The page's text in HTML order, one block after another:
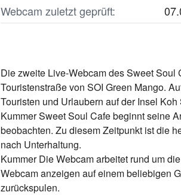
Webcam zuletzt geprüft:
Die zweite Live-Webcam des Sweet
Touristenstraße von SOI Green Mango.
Touristen und Urlaubern auf der Insel Koh
Kummer Sweet Soul Cafe beginnt seine
beobachten. Zu diesem Zeitpunkt ist die
nach Unterhaltung.
Kummer Die Webcam arbeitet rund um
Webcam anzeigen auf einem beliebigen
zurückspulen.